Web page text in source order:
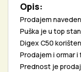
Opis:
Prodajem
Puška je u top
Digex C50
Prodajem i ormar i
Prednost je